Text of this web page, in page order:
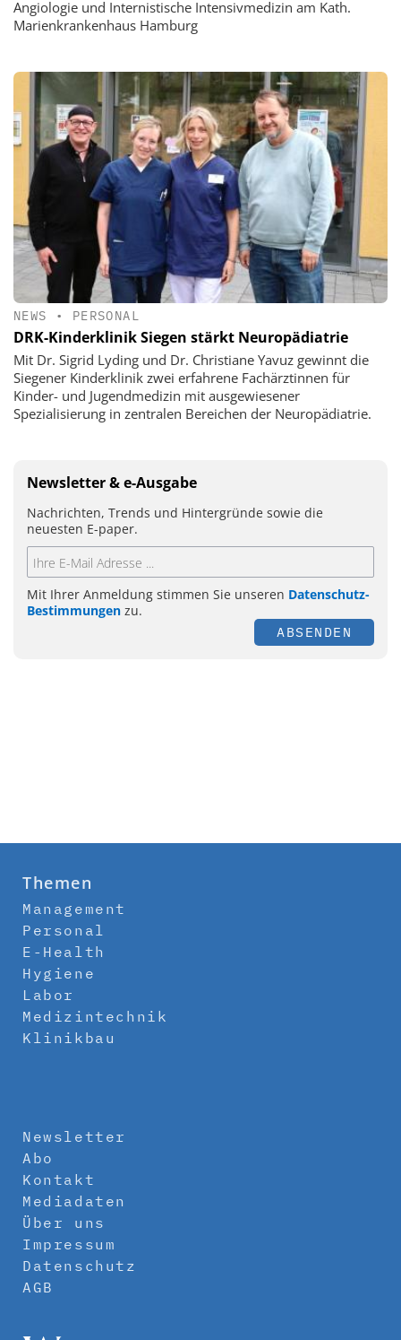
Angiologie und Internistische Intensivmedizin am Kath.
Marienkrankenhaus Hamburg
NEWS • PERSONAL
DRK-Kinderklinik Siegen stärkt Neuropädiatrie
Mit Dr. Sigrid Lyding und Dr. Christiane Yavuz gewinnt die
Siegener Kinderklinik zwei erfahrene Fachärztinnen für
Kinder- und Jugendmedizin mit ausgewiesener
Spezialisierung in zentralen Bereichen der Neuropädiatrie.
Newsletter & e-Ausgabe
Nachrichten, Trends und Hintergründe sowie die
neuesten E-paper.
Mit Ihrer Anmeldung stimmen Sie unseren Datenschutz-
Bestimmungen zu.
ABSENDEN
Themen
Management
Personal
E-Health
Hygiene
Labor
Medizintechnik
Klinikbau
Newsletter
Abo
Kontakt
Mediadaten
Über uns
Impressum
Datenschutz
AGB